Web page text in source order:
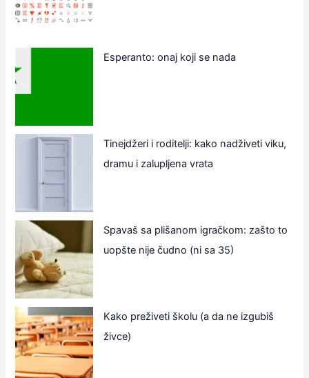
Esperanto: onaj koji se nada
Tinejdžeri i roditelji: kako nadživeti viku,
dramu i zalupljena vrata
Spavaš sa plišanom igračkom: zašto to
uopšte nije čudno (ni sa 35)
Kako preživeti školu (a da ne izgubiš
živce)